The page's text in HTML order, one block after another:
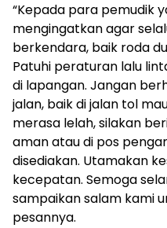
“Kepada para pemudik
mengingatkan agar
berkendara, baik roda
Patuhi peraturan lalu
di lapangan. Jangan
jalan, baik di jalan tol
merasa lelah, silakan
aman atau di pos
disediakan. Utamakan
kecepatan. Semoga
sampaikan salam kami
pesannya.